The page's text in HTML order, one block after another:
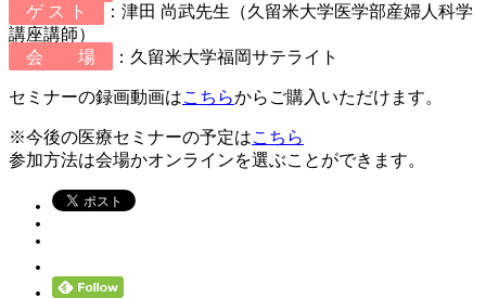
ゲ ス ト
：津田 尚武先生（久留米大学医学部産婦人科学
講座講師）
会 場
：久留米大学福岡サテライト
セミナーの録画動画はこちらからご購入いただけます。
※今後の医療セミナーの予定はこちら
参加方法は会場かオンラインを選ぶことができます。